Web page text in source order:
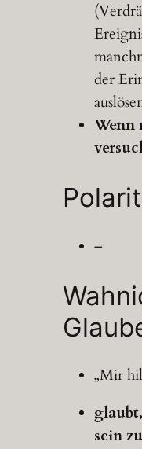
der
Wenn
–
„Mir
sein